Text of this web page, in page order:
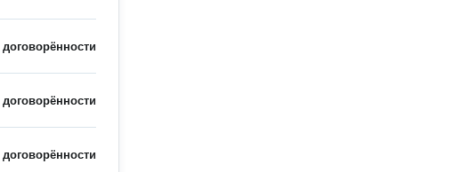
договорённости
договорённости
договорённости